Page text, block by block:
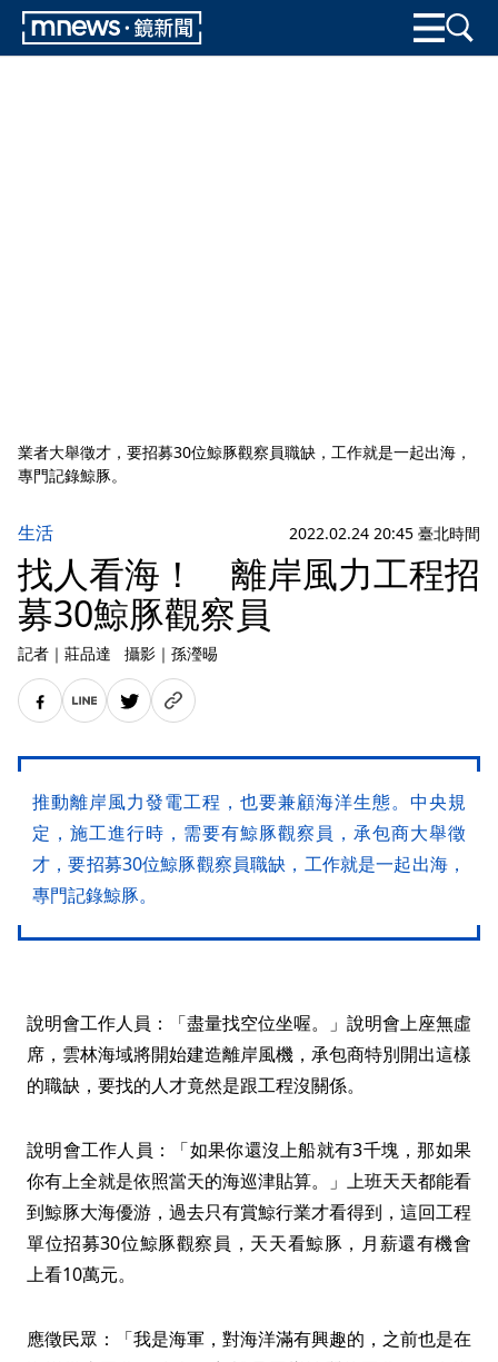
業者大舉徵才，要招募30位鯨豚觀察員職缺，工作就是一起出海，
專門記錄鯨豚。
生活 2022.02.24 20:45 臺北時間
找人看海！ 離岸風力工程招
募30鯨豚觀察員
記者 ｜ 莊品達 攝影 ｜ 孫瀅晹
推動離岸風力發電工程，也要兼顧海洋生態。中央規
定，施工進行時，需要有鯨豚觀察員，承包商大舉徵
才，要招募30位鯨豚觀察員職缺，工作就是一起出海，
專門記錄鯨豚。
說明會工作人員：「盡量找空位坐喔。」說明會上座無虛
席，雲林海域將開始建造離岸風機，承包商特別開出這樣
的職缺，要找的人才竟然是跟工程沒關係。
說明會工作人員：「如果你還沒上船就有3千塊，那如果
你有上全就是依照當天的海巡津貼算。」上班天天都能看
到鯨豚大海優游，過去只有賞鯨行業才看得到，這回工程
單位招募30位鯨豚觀察員，天天看鯨豚，月薪還有機會
上看10萬元。
應徵民眾：「我是海軍，對海洋滿有興趣的，之前也是在